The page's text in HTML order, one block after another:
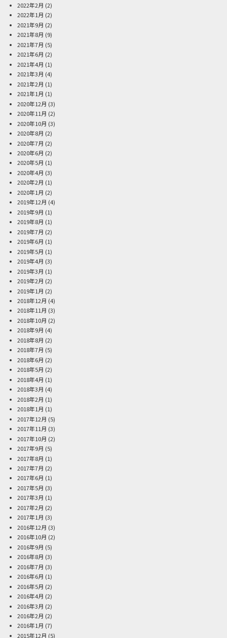
2022年2月 (2)
2022年1月 (2)
2021年9月 (2)
2021年8月 (9)
2021年7月 (5)
2021年6月 (2)
2021年4月 (1)
2021年3月 (4)
2021年2月 (1)
2021年1月 (1)
2020年12月 (3)
2020年11月 (2)
2020年10月 (3)
2020年8月 (2)
2020年7月 (2)
2020年6月 (2)
2020年5月 (1)
2020年4月 (3)
2020年2月 (1)
2020年1月 (2)
2019年12月 (4)
2019年9月 (1)
2019年8月 (1)
2019年7月 (2)
2019年6月 (1)
2019年5月 (1)
2019年4月 (3)
2019年3月 (1)
2019年2月 (2)
2019年1月 (2)
2018年12月 (4)
2018年11月 (3)
2018年10月 (2)
2018年9月 (4)
2018年8月 (2)
2018年7月 (5)
2018年6月 (2)
2018年5月 (2)
2018年4月 (1)
2018年3月 (4)
2018年2月 (1)
2018年1月 (1)
2017年12月 (5)
2017年11月 (3)
2017年10月 (2)
2017年9月 (5)
2017年8月 (1)
2017年7月 (2)
2017年6月 (1)
2017年5月 (3)
2017年3月 (1)
2017年2月 (2)
2017年1月 (3)
2016年12月 (3)
2016年10月 (2)
2016年9月 (5)
2016年8月 (3)
2016年7月 (3)
2016年6月 (1)
2016年5月 (2)
2016年4月 (2)
2016年3月 (2)
2016年2月 (2)
2016年1月 (7)
2015年12月 (5)